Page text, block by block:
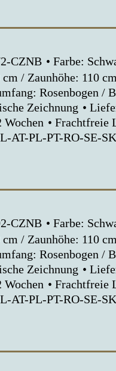
CZNB
Farbe:
/ Zaunhöhe: 110 cm
Rosenbogen /
Zeichnung
Frachtfreie
AT-PL-PT-RO-SE-
CZNB
Farbe:
/ Zaunhöhe: 110 cm
Rosenbogen /
Zeichnung
Frachtfreie
AT-PL-PT-RO-SE-